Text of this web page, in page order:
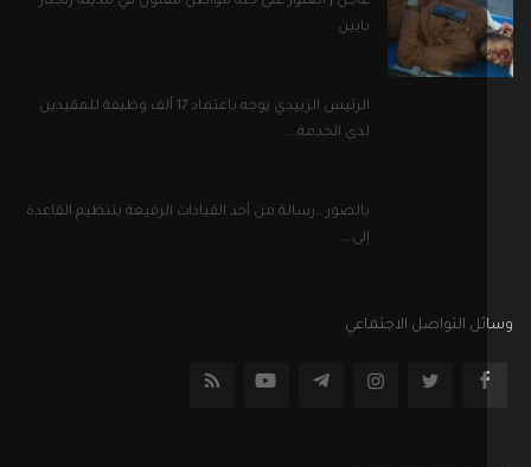
بابين
الرئيس الزبيدي يوجه باعتماد 17 ألف وظيفة للمقيدين
لدى الخدمة...
بالصور ..رسالة من أحد القيادات الرفيعة بتنظيم القاعدة
التواصل الاجتماعي